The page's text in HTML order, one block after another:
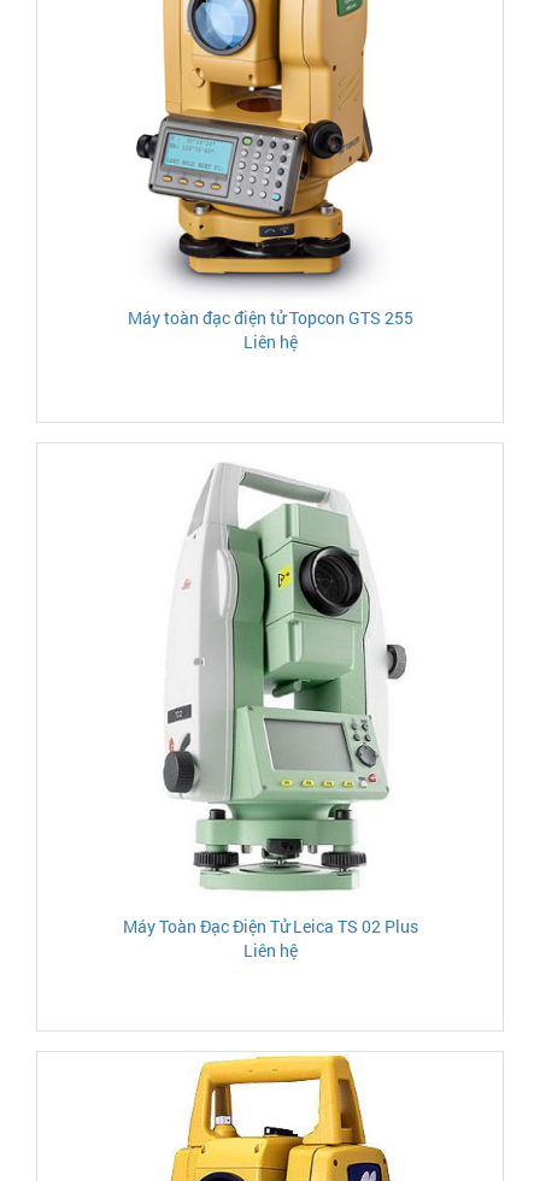
Máy toàn đạc điện tử Topcon GTS 255
Liên hệ
Máy Toàn Đạc Điện Tử Leica TS 02 Plus
Liên hệ